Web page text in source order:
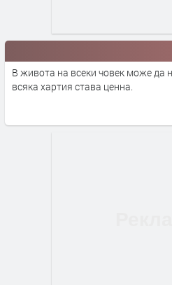
В живота на всеки човек може да
всяка хартия става ценна.